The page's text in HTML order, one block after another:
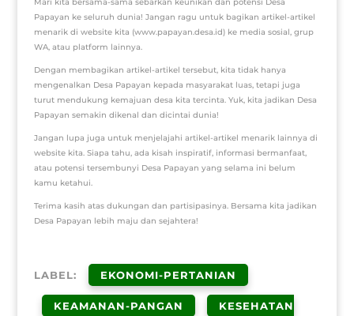
Papayan ke seluruh dunia! Jangan ragu untuk bagikan artikel-artikel
menarik di website kita (www.papayan.desa.id) ke media sosial, grup
WA, atau platform lainnya.
Dengan membagikan artikel-artikel tersebut, kita tidak hanya
mengenalkan Desa Papayan kepada masyarakat luas, tetapi juga
turut mendukung kemajuan desa kita tercinta. Yuk, kita jadikan Desa
Papayan semakin dikenal dan dicintai dunia!
Jangan lupa juga untuk menjelajahi artikel-artikel menarik lainnya di
website kita. Siapa tahu, ada kisah inspiratif, informasi bermanfaat,
atau potensi tersembunyi Desa Papayan yang selama ini belum
kamu ketahui.
Terima kasih atas dukungan dan partisipasinya. Bersama kita jadikan
Desa Papayan lebih maju dan sejahtera!
LABEL: EKONOMI-PERTANIAN
KEAMANAN-PANGAN KESEHATAN